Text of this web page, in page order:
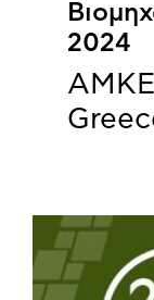
2024
ΑΜΚΕ